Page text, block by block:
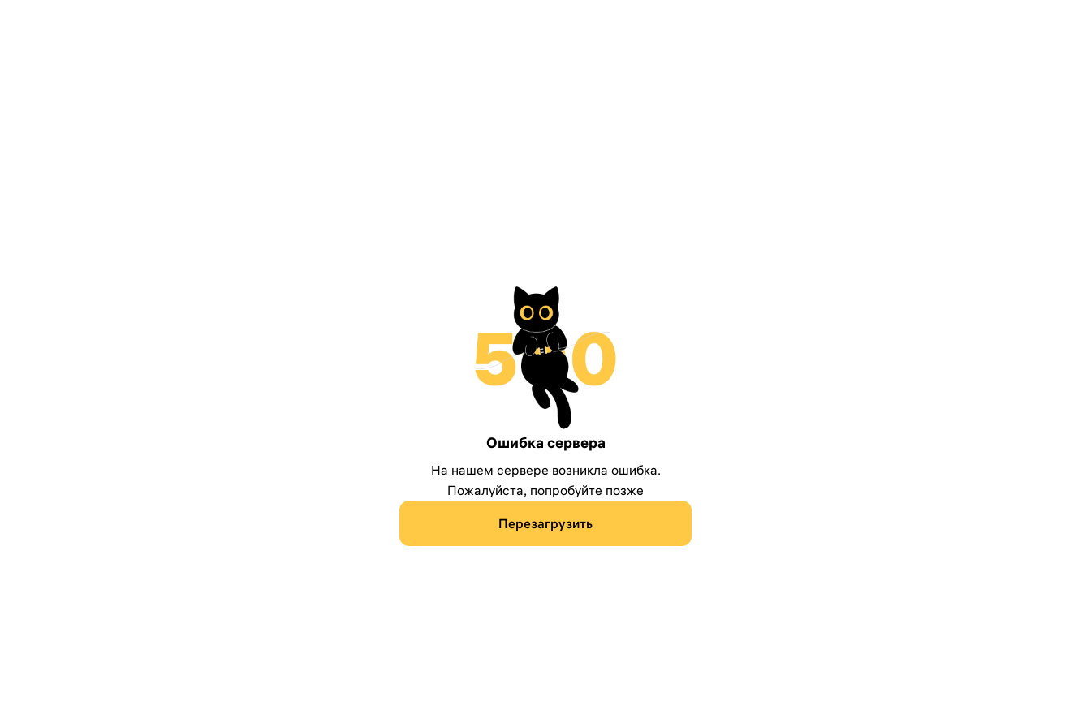
Ошибка сервера
На нашем сервере возникла ошибка.
Пожалуйста, попробуйте позже
Перезагрузить